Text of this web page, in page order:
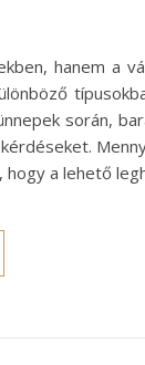
hanem a
során,
a lehető